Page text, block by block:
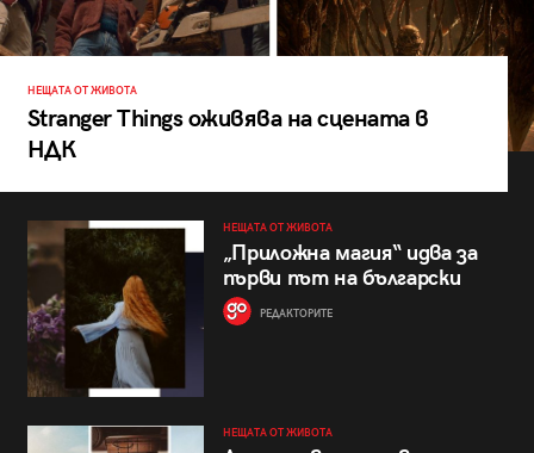
НЕЩАТА ОТ ЖИВОТА
Stranger Things оживява на сцената в
НДК
НЕЩАТА ОТ ЖИВОТА
„Приложна магия“ идва за
първи път на български
РЕДАКТОРИТЕ
НЕЩАТА ОТ ЖИВОТА